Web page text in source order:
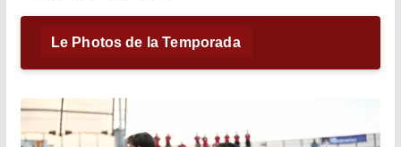
Le Photos de la Temporada